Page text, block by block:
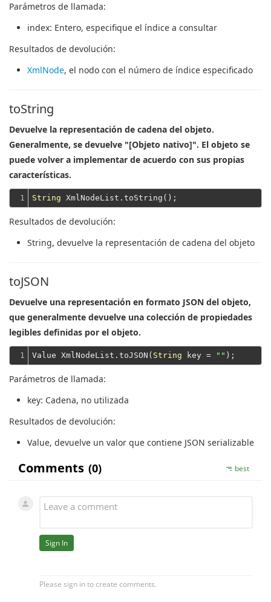
Parámetros de llamada:
index: Entero, especifique el índice a consultar
Resultados de devolución:
XmlNode, el nodo con el número de índice especificado
toString
Devuelve la representación de cadena del objeto.
Generalmente, se devuelve "[Objeto nativo]". El objeto se
puede volver a implementar de acuerdo con sus propias
características.
1 String
Resultados de devolución:
String, devuelve la representación de cadena del objeto
toJSON
Devuelve una representación en formato JSON del objeto,
que generalmente devuelve una colección de propiedades
legibles definidas por el objeto.
1 Value XmlNodeList.toJSON( String key = ""
Parámetros de llamada:
key: Cadena, no utilizada
Resultados de devolución:
Value, devuelve un valor que contiene JSON serializable